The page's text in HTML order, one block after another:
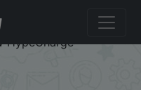
F7 5G
Battery 6.83" 1.5K
HypeCharge